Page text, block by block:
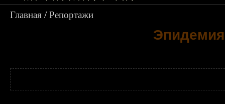
Главная /Репортажи